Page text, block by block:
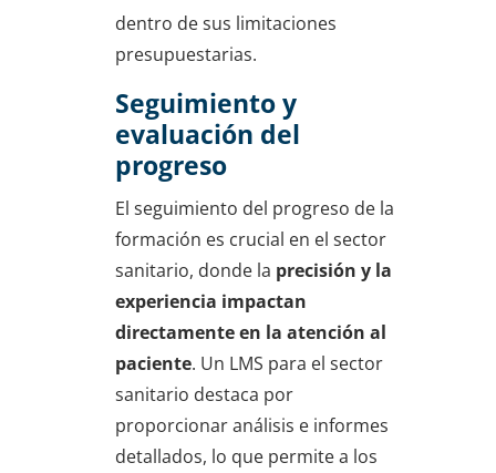
dentro de sus limitaciones
presupuestarias.
Seguimiento y
evaluación del
progreso
El seguimiento del progreso de la
formación es crucial en el sector
sanitario, donde la precisión y la
experiencia impactan
directamente en la atención al
paciente. Un LMS para el sector
sanitario destaca por
proporcionar análisis e informes
detallados, lo que permite a los